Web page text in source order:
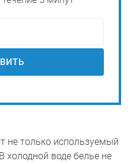
не только используемый
холодной воде белье не